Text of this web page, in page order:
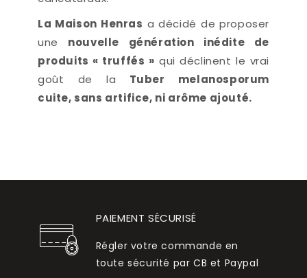
La Maison Henras a décidé de proposer
une nouvelle génération inédite de
produits « truffés » qui déclinent le vrai
goût de la Tuber melanosporum
cuite, sans artifice, ni arôme ajouté.
PAIEMENT SÉCURISÉ
Régler votre commande en
toute sécurité par CB et Paypal